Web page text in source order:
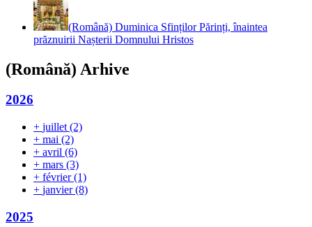
(Română) Duminica Sfinților Părinți, înaintea
prăznuirii Nașterii Domnului Hristos
(Română) Arhive
2026
+ juillet (2)
+ mai (2)
+ avril (6)
+ mars (3)
+ février(1)
+ janvier(8)
2025